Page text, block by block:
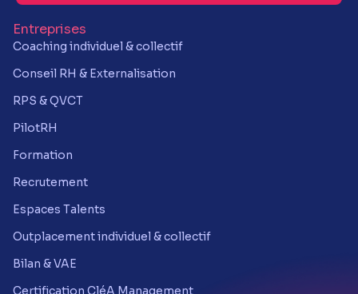
Entreprises
Coaching individuel & collectif
Conseil RH & Externalisation
RPS & QVCT
PilotRH
Formation
Recrutement
Espaces Talents
Outplacement individuel & collectif
Bilan & VAE
Certification CléA Management